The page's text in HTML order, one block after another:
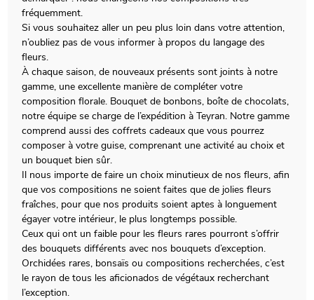
fréquemment.
Si vous souhaitez aller un peu plus loin dans votre attention,
n’oubliez pas de vous informer à propos du langage des
fleurs.
À chaque saison, de nouveaux présents sont joints à notre
gamme, une excellente manière de compléter votre
composition florale. Bouquet de bonbons, boîte de chocolats,
notre équipe se charge de l’expédition à Teyran. Notre gamme
comprend aussi des coffrets cadeaux que vous pourrez
composer à votre guise, comprenant une activité au choix et
un bouquet bien sûr.
Il nous importe de faire un choix minutieux de nos fleurs, afin
que vos compositions ne soient faites que de jolies fleurs
fraîches, pour que nos produits soient aptes à longuement
égayer votre intérieur, le plus longtemps possible.
Ceux qui ont un faible pour les fleurs rares pourront s’offrir
des bouquets différents avec nos bouquets d’exception.
Orchidées rares, bonsaïs ou compositions recherchées, c’est
le rayon de tous les aficionados de végétaux recherchant
l’exception.